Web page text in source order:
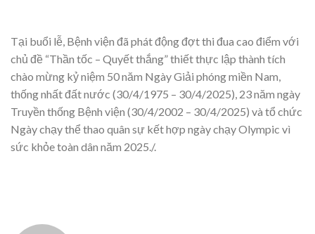
Tại buổi lễ, Bệnh viện đã phát động đợt thi đua cao điểm với
chủ đề “Thần tốc – Quyết thắng” thiết thực lập thành tích
chào mừng kỷ niệm 50 năm Ngày Giải phóng miền Nam,
thống nhất đất nước (30/4/1975 – 30/4/2025), 23 năm ngày
Truyền thống Bệnh viện (30/4/2002 – 30/4/2025) và tổ chức
Ngày chạy thể thao quân sự kết hợp ngày chạy Olympic vì
sức khỏe toàn dân năm 2025./.